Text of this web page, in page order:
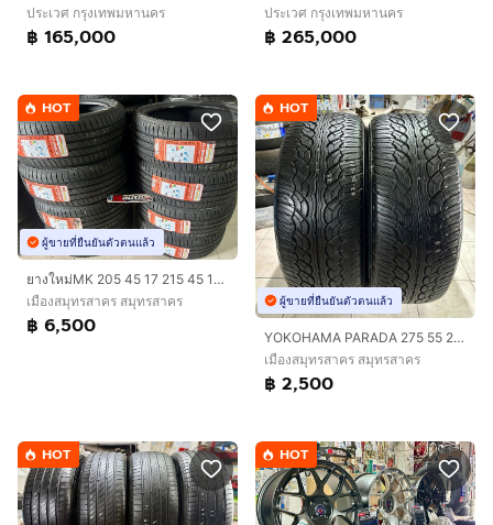
ประเวศ กรุงเทพมหานคร
฿ 165,000
ประเวศ กรุงเทพมหานคร
฿ 265,000
HOT
ผู้ขายที่ยืนยันตัวตนแล้ว
ยางใหม่MK 205 45 17 215 45 17 ปี2026
เมืองสมุทรสาคร สมุทรสาคร
฿ 6,500
HOT
ผู้ขายที่ยืนยันตัวตนแล้ว
YOKOHAMA PARADA 275 55 20 2เส้น ปลายปี22
เมืองสมุทรสาคร สมุทรสาคร
฿ 2,500
HOT HOT